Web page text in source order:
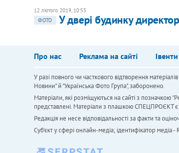
12 лютого 2019, 10:53
ФОТО
У двері будинку
Про нас Реклама на сайті Івенти
У разі повного чи часткового відтворення
Новини" й "Українська Фото Група", заборонено.
Матеріали, які розміщуються на сайті з позначкою
представлені. Матеріали з плашкою СПЕЦПРОЄКТ є
Редакція не несе відповідальності за факти та
Cуб'єкт у сфері онлайн-медіа; ідентифікатор медіа